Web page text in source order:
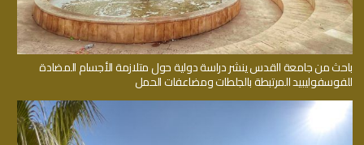
باحث من جامعة القدس ينشر دراسة دولية حول متلازمة الأجسام المضادة
للفوسفوليبيد المرتبطة بالجلطات ومضاعفات الحمل